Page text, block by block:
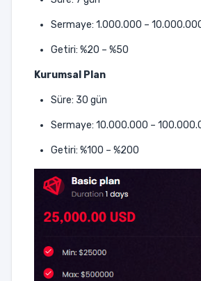
Sermaye: 1.000.000 –
Getiri: %20 – %50
Kurumsal Plan
Süre: 30 gün
Sermaye: 10.000.000 –
Getiri: %100 – %200